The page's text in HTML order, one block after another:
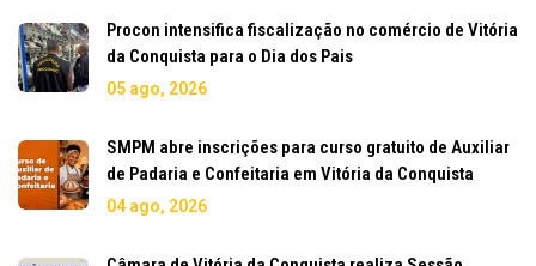
Procon intensifica fiscalização no comércio de Vitória
da Conquista para o Dia dos Pais
05 ago, 2026
SMPM abre inscrições para curso gratuito de Auxiliar
de Padaria e Confeitaria em Vitória da Conquista
04 ago, 2026